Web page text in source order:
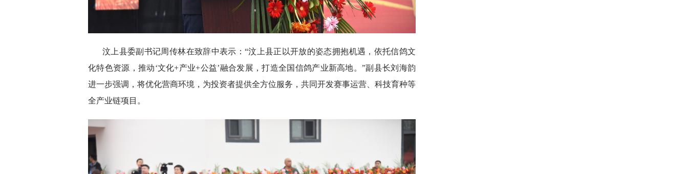
汶上县委副书记周传林在致辞中表示：“汶上县正以开放的姿态拥抱机遇，依托信鸽文
化特色资源，推动‘文化+产业+公益’融合发展，打造全国信鸽产业新高地。”副县长刘海韵
进一步强调，将优化营商环境，为投资者提供全方位服务，共同开发赛事运营、科技育种等
全产业链项目。